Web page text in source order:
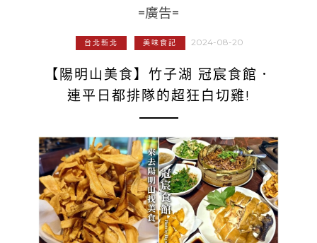
=廣告=
台北新北 美味食記 2024-08-20
【陽明山美食】竹子湖 冠宸食館．
連平日都排隊的超狂白切雞!